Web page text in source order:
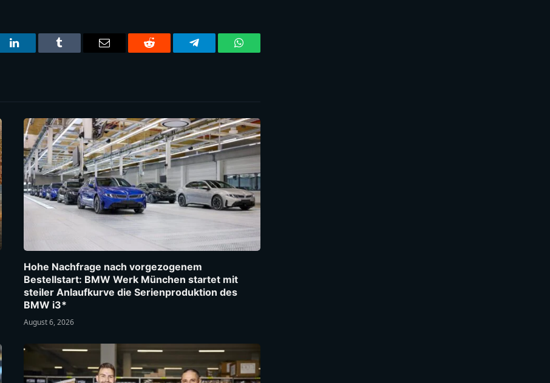
LinkedIn Tumblr Email Reddit Telegram WhatsApp
Hohe Nachfrage nach vorgezogenem
Bestellstart: BMW Werk München startet mit
steiler Anlaufkurve die Serienproduktion des
BMW i3*
August 6, 2026